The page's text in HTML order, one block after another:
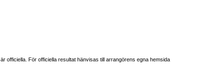
officiella. För officiella resultat hänvisas till arrangörens egna hemsida